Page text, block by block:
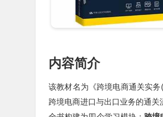
内容简介
该教材名为《跨境电商通关实
跨境电商进口与出口业务的通关